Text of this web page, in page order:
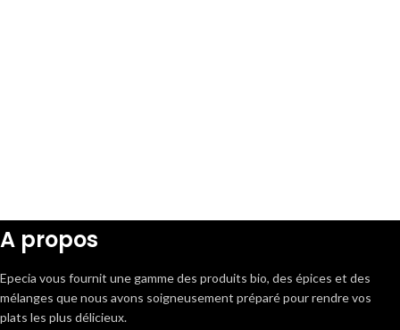
A propos
Epecia vous fournit une gamme des produits bio, des épices et des
mélanges que nous avons soigneusement préparé pour rendre vos
plats les plus délicieux.